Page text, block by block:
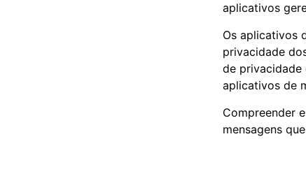
aplicativos
Os aplicativos
privacidade
de privacidade
aplicativos de
Compreender
mensagens